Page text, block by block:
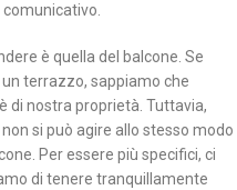
è quella del balcone. Se
terrazzo, sappiamo che
di nostra proprietà. Tuttavia,
si può agire allo stesso modo
Per essere più specifici, ci
di tenere tranquillamente